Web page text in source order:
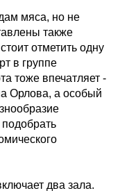
мяса, но не
также
отметить одну
в группе
тоже впечатляет -
Орлова, а особый
два зала.